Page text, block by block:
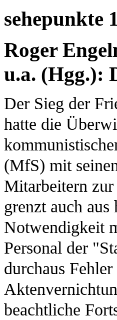
sehepunkte
Roger
u.a. (Hgg.):
Der Sieg der
hatte die
(MfS) mit
Mitarbeitern zur
grenzt auch
Notwendigkeit
Personal der
durchaus
beachtliche